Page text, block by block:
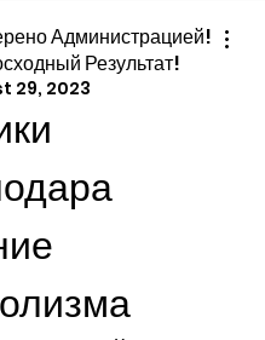
Администрацией!
Результат!
29, 2023